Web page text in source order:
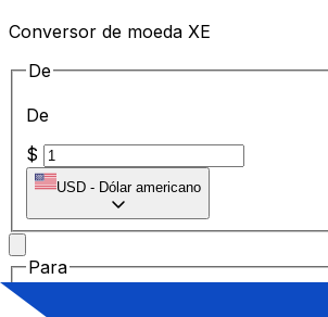
Conversor de moeda XE
De
De
$
USD - Dólar americano
Para